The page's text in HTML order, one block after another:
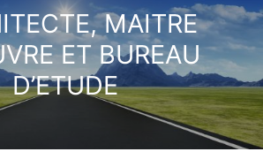
MAITRE
ET BUREAU
D’ETUDE